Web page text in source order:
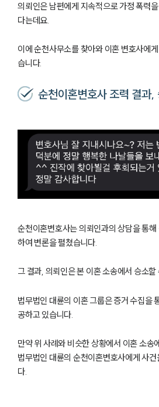
의뢰인은 남편에게 지속적으로 가정 폭력
다는데요.
이에 순천사무소를 찾아와 이혼 변호사에
습니다.
순천이혼변호사 조력 결과,
순천이혼변호사는 의뢰인과의 상담을 통
하여 변론을 펼쳤습니다.
그 결과, 의뢰인은 본 이혼 소송에서 승소할
법무법인 대륜의 이혼 그룹은 증거 수집을
공하고 있습니다.
만약 위 사례와 비슷한 상황에서 이혼 소송
법무법인 대륜의 순천이혼변호사에게 사
다.